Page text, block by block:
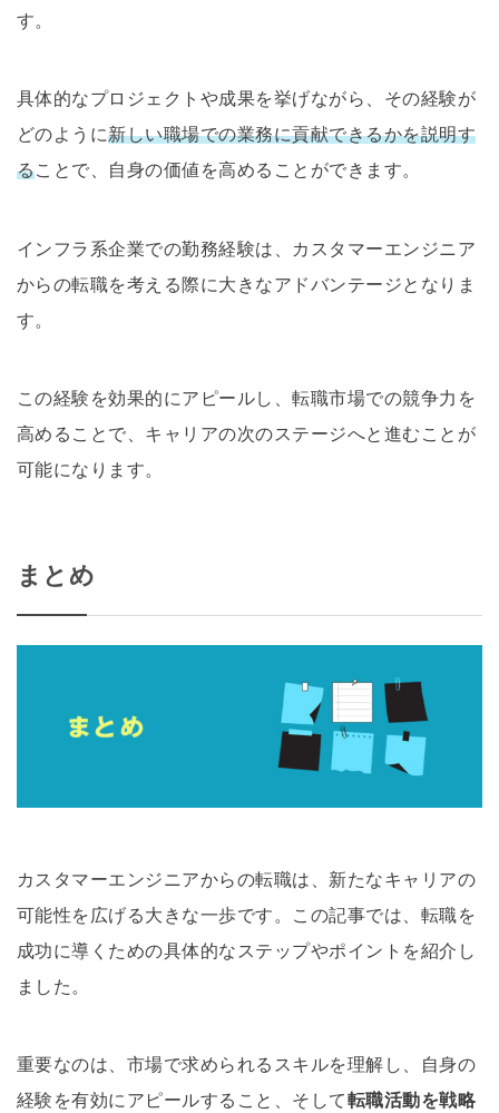
す。
具体的なプロジェクトや成果を挙げながら、その経験が
どのように新しい職場での業務に貢献できるかを説明す
ることで、自身の価値を高めることができます。
インフラ系企業での勤務経験は、カスタマーエンジニア
からの転職を考える際に大きなアドバンテージとなりま
す。
この経験を効果的にアピールし、転職市場での競争力を
高めることで、キャリアの次のステージへと進むことが
可能になります。
まとめ
カスタマーエンジニアからの転職は、新たなキャリアの
可能性を広げる大きな一歩です。この記事では、転職を
成功に導くための具体的なステップやポイントを紹介し
ました。
重要なのは、市場で求められるスキルを理解し、自身の
経験を有効にアピールすること、そして転職活動を戦略